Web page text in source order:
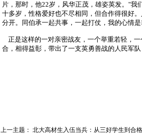
片，那时，他22岁，风华正茂，雄姿英发。 "我
十多岁，性格爱好也不尽相同，但合作得很好
分开。同伯承一起共事，一起打仗，我的心情
正是这样的一对亲密战友，一个举重若轻，
合，相得益彰，带出了一支英勇善战的人民军
上一主题： 北大高材生入伍当兵：从三好学生到合